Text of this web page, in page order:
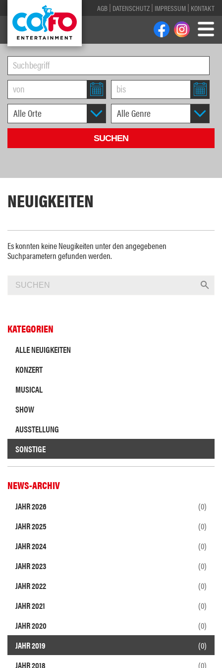
AGB DATENSCHUTZ IMPRESSUM KONTAKT
NEUIGKEITEN
Es konnten keine Neugikeiten unter den angegebenen
Suchparametern gefunden werden.
KATEGORIEN
ALLE NEUIGKEITEN
KONZERT
MUSICAL
SHOW
AUSSTELLUNG
SONSTIGE
NEWS-ARCHIV
JAHR 2026
(0)
JAHR 2025
(0)
JAHR 2024
(0)
JAHR 2023
(0)
JAHR 2022
(0)
JAHR 2021
(0)
JAHR 2020
(0)
JAHR 2019
(0)
JAHR 2018
(0)